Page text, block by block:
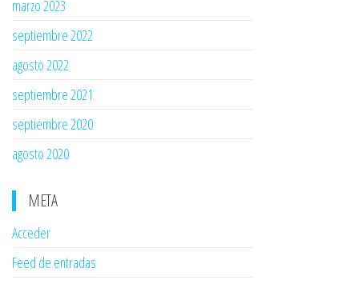
marzo 2023
septiembre 2022
agosto 2022
septiembre 2021
septiembre 2020
agosto 2020
META
Acceder
Feed de entradas